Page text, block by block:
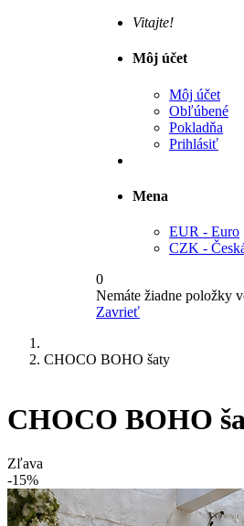
Vitajte!
Môj účet
Môj účet
Obľúbené
Pokladňa
Prihlásiť
Mena
EUR - Euro
CZK -
0
Nemáte žiadne položky
Zavrieť
CHOCO BOHO šaty
CHOCO BOHO
Zľava
-15%